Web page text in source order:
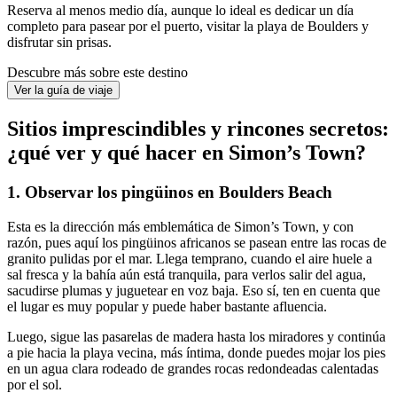
Reserva al menos medio día, aunque lo ideal es dedicar un día
completo para pasear por el puerto, visitar la playa de Boulders y
disfrutar sin prisas.
Descubre más sobre este destino
Ver la guía de viaje
Sitios imprescindibles y rincones secretos:
¿qué ver y qué hacer en Simon’s Town?
1. Observar los pingüinos en Boulders Beach
Esta es la dirección más emblemática de Simon’s Town, y con
razón, pues aquí los pingüinos africanos se pasean entre las rocas de
granito pulidas por el mar. Llega temprano, cuando el aire huele a
sal fresca y la bahía aún está tranquila, para verlos salir del agua,
sacudirse plumas y juguetear en voz baja. Eso sí, ten en cuenta que
el lugar es muy popular y puede haber bastante afluencia.
Luego, sigue las pasarelas de madera hasta los miradores y continúa
a pie hacia la playa vecina, más íntima, donde puedes mojar los pies
en un agua clara rodeado de grandes rocas redondeadas calentadas
por el sol.